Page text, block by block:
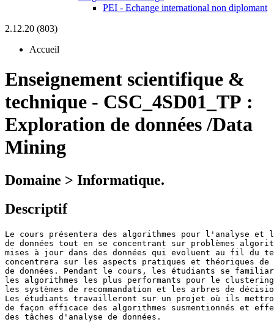
PEI - Echange international non diplomant
2.12.20 (803)
Accueil
Enseignement scientifique &
technique - CSC_4SD01_TP :
Exploration de données /Data
Mining
Domaine > Informatique.
Descriptif
Le cours présentera des algorithmes pour l'analyse
de données tout en se concentrant sur problèmes
mises à jour dans des données qui evoluent au fil du
concentrera sur les aspects pratiques et théoriques
de données. Pendant le cours, les étudiants se
les algorithmes les plus performants pour le
les systèmes de recommandation et les arbres de
Les étudiants travailleront sur un projet où ils
de façon efficace des algorithmes susmentionnés et
des tâches d'analyse de données.